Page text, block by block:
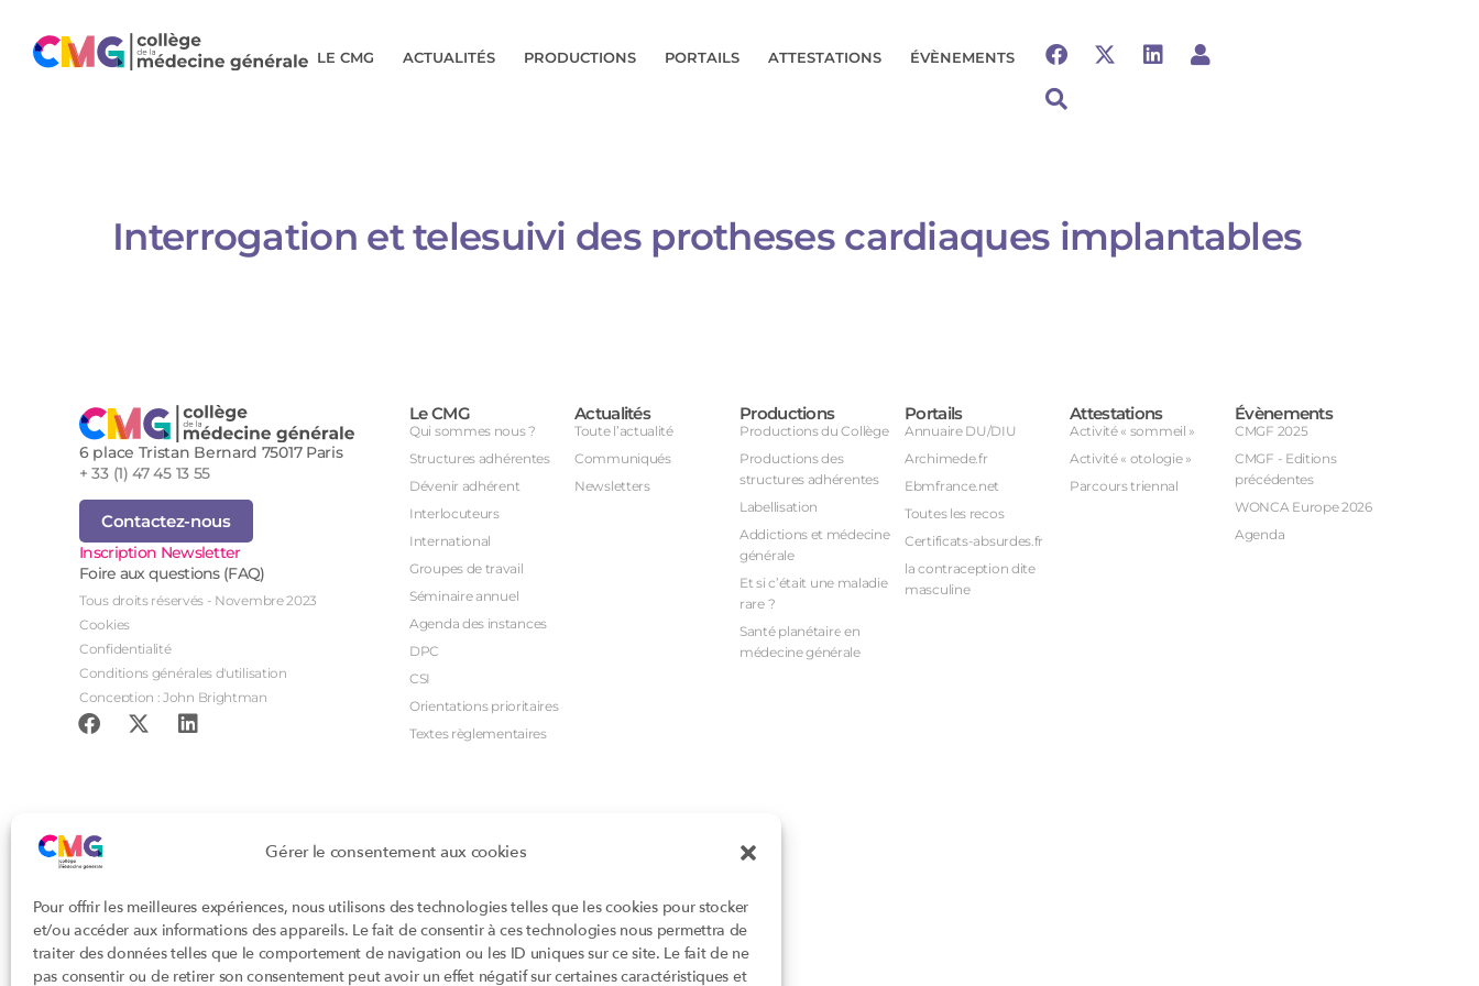
Gérer le consentement aux cookies
Pour offrir les meilleures expériences, nous utilisons des technologies telles que les cookies pour stocker
et/ou accéder aux informations des appareils. Le fait de consentir à ces technologies nous permettra de
traiter des données telles que le comportement de navigation ou les ID uniques sur ce site. Le fait de ne
pas consentir ou de retirer son consentement peut avoir un effet négatif sur certaines caractéristiques et
LE CMG ACTUALITÉS PRODUCTIONS PORTAILS ATTESTATIONS ÉVÈNEMENTS
Interrogation et telesuivi des protheses cardiaques implantables
6 place Tristan Bernard 75017 Paris
+ 33 (1) 47 45 13 55
Contactez-nous
Inscription Newsletter
Foire aux questions (FAQ)
Tous droits réservés - Novembre 2023
Cookies
Confidentialité
Conditions générales d'utilisation
Conception : John Brightman
Le CMG
Qui sommes nous ?
Structures adhérentes
Dévenir adhérent
Interlocuteurs
International
Groupes de travail
Séminaire annuel
Agenda des instances
DPC
CSI
Orientations prioritaires
Textes règlementaires
Actualités
Toute l’actualité
Communiqués
Newsletters
Productions
Productions du Collège
Productions des
structures adhérentes
Labellisation
Addictions et médecine
générale
Et si c’était une maladie
rare ?
Santé planétaire en
médecine générale
Portails
Annuaire DU/DIU
Archimede.fr
Ebmfrance.net
Toutes les recos
Certificats-absurdes.fr
la contraception dite
masculine
Attestations
Activité « sommeil »
Activité « otologie »
Parcours triennal
Évènements
CMGF 2025
CMGF - Editions
précédentes
WONCA Europe 2026
Agenda